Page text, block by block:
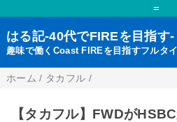
=
はる記-40代でFIREを目指す-
趣味で働くCoast FIREを目指すフルタ
ホーム / タカフル /
【タカフル】FWDが